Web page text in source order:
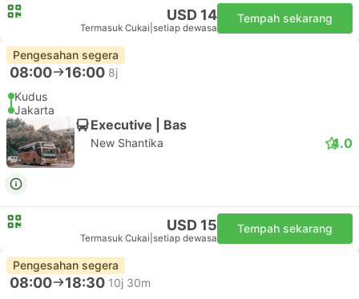
USD 14
Termasuk Cukai setiap dewasa
Tempah sekarang
Pengesahan segera
08:00 16:00 8j
Kudus
Jakarta
Executive | Bas
New Shantika 4.0
USD 15
Termasuk Cukai setiap dewasa
Tempah sekarang
Pengesahan segera
08:00 18:30 10j 30m